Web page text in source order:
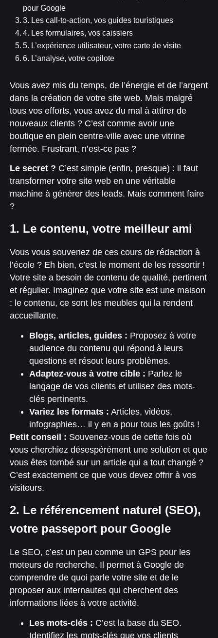
pour Google
3. Les call-to-action, vos guides touristiques
4. Les formulaires, vos caissiers
5. L’expérience utilisateur, votre carte de visite
6. L’analyse, votre copilote
Vous avez mis du temps, de l’énergie et de l’argent
dans la création de votre site web. Mais malgré
tous vos efforts, vous avez du mal à attirer de
nouveaux clients ? C’est comme avoir une
boutique en plein centre-ville avec une vitrine
fermée. Frustrant, n’est-ce pas ?
Le secret ? C’est simple (enfin, presque) : il faut
transformer votre site web en une véritable
machine à générer des leads. Mais comment faire
?
1. Le contenu, votre meilleur ami
Vous vous souvenez de ces cours de rédaction à
l’école ? Eh bien, c’est le moment de les ressortir !
Votre site a besoin de contenu de qualité, pertinent
et régulier. Imaginez que votre site est une maison
: le contenu, ce sont les meubles qui la rendent
accueillante.
Blogs, articles, guides : Proposez à votre
audience du contenu qui répond à leurs
questions et résout leurs problèmes.
Adaptez-vous à votre cible : Parlez le
langage de vos clients et utilisez des mots-
clés pertinents.
Variez les formats : Articles, vidéos,
infographies… il y en a pour tous les goûts !
Petit conseil : Souvenez-vous de cette fois où
vous cherchiez désespérément une solution et que
vous êtes tombé sur un article qui a tout changé ?
C’est exactement ce que vous devez offrir à vos
visiteurs.
2. Le référencement naturel (SEO),
votre passeport pour Google
Le SEO, c’est un peu comme un GPS pour les
moteurs de recherche. Il permet à Google de
comprendre de quoi parle votre site et de le
proposer aux internautes qui cherchent des
informations liées à votre activité.
Les mots-clés : C’est la base du SEO.
Identifiez les mots-clés que vos clients